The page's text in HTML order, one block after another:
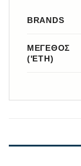
BRANDS
ΜΈΓΕΘΟΣ
('ΕΤΗ)